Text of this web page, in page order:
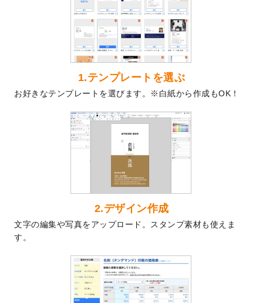
を公開いたしました。
喪中はがきのデザインテンプレート
いたしました。
2025年版1月始まりのカレンダーデザイン
テンプレート
を公開いたしました。
なりました！
プラスチックカードのデザインテンプレー
トを追加しました。
回数券のデザインテンプレート
した。
暑中見舞いのデザインテンプレート
しました。
メッセージカードのデザインテンプレート
を追加しました。
2024/6/14
エコノミータイプののぼりが作成できるよ
うになりました！
【新商品】のぼり
が作成できるようになり
1.テンプレートを選ぶ
お好きなテンプレートを選びます。※白紙から作成もOK！
2.デザイン作成
文字の編集や写真をアップロード。スタンプ素材も使えま
す。